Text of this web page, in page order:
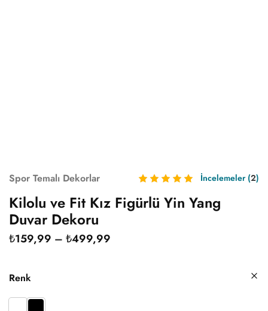
Spor Temalı Dekorlar İncelemeler (2)
Kilolu ve Fit Kız Figürlü Yin Yang
Duvar Dekoru
₺159,99 – ₺499,99
Renk